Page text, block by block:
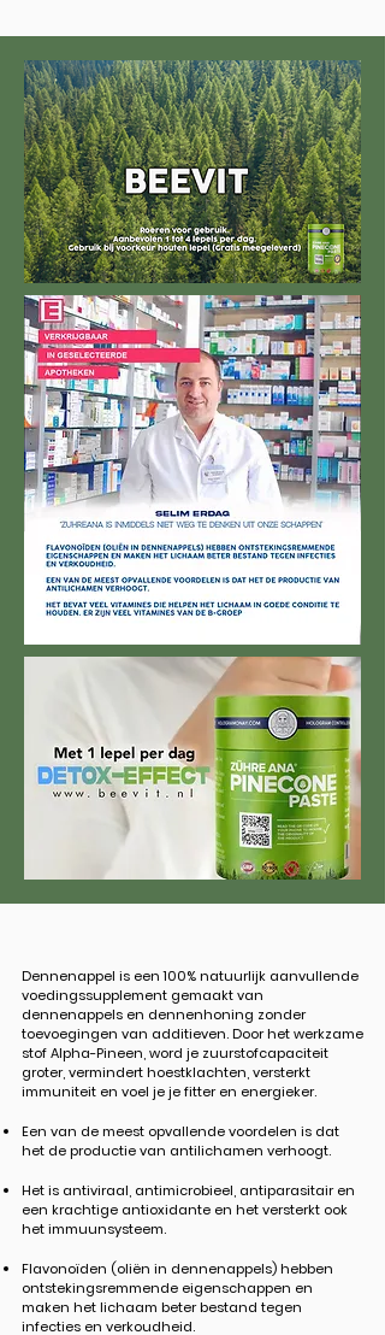
Expert Analyse's
Dennenappel is een 100% natuurlijk aanvullende
voedingssupplement gemaakt van
dennenappels en dennenhoning zonder
toevoegingen van additieven. Door het werkzame
stof Alpha-Pineen, word je zuurstofcapaciteit
groter, vermindert hoestklachten, versterkt
immuniteit en voel je je fitter en energieker.
Een van de meest opvallende voordelen is dat
het de productie van antilichamen verhoogt.
Het is antiviraal, antimicrobieel, antiparasitair en
een krachtige antioxidante en het versterkt ook
het immuunsysteem.
Flavonoïden (oliën in dennenappels) hebben
ontstekingsremmende eigenschappen en
maken het lichaam beter bestand tegen
infecties en verkoudheid.